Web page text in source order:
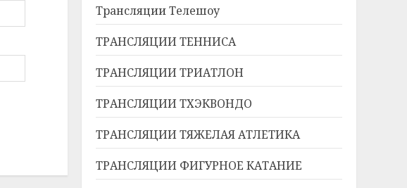
Трансляции Телешоу
ТРАНСЛЯЦИИ ТЕННИСА
ТРАНСЛЯЦИИ ТРИАТЛОН
ТРАНСЛЯЦИИ ТХЭКВОНДО
ТРАНСЛЯЦИИ ТЯЖЕЛАЯ АТЛЕТИКА
ТРАНСЛЯЦИИ ФИГУРНОЕ КАТАНИЕ